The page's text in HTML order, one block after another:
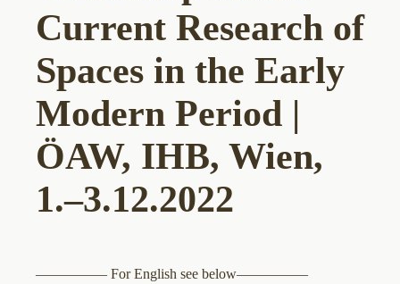
Current Research of
Spaces in the Early
Modern Period |
ÖAW, IHB, Wien,
1.–3.12.2022
————— For English see below—————